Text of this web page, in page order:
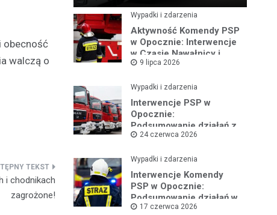
obecność
walczą o
i chodnikach
zagrożone!
Wypadki i zdarzenia
Aktywność Komendy PSP
w Opocznie: Interwencje
w Czasie Nawałnicy i
Pożarów
9 lipca 2026
Wypadki i zdarzenia
Interwencje PSP w
Opocznie:
Podsumowanie działań z
czerwca 2026 roku
24 czerwca 2026
Wypadki i zdarzenia
Interwencje Komendy
PSP w Opocznie:
Podsumowanie działań w
czerwcu 2026
17 czerwca 2026